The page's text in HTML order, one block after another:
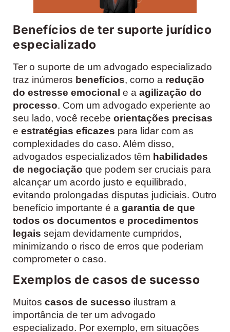
Benefícios de ter suporte jurídico
especializado
Ter o suporte de um advogado especializado
traz inúmeros benefícios, como a redução
do estresse emocional e a agilização do
processo. Com um advogado experiente ao
seu lado, você recebe orientações precisas
e estratégias eficazes para lidar com as
complexidades do caso. Além disso,
advogados especializados têm habilidades
de negociação que podem ser cruciais para
alcançar um acordo justo e equilibrado,
evitando prolongadas disputas judiciais. Outro
benefício importante é a garantia de que
todos os documentos e procedimentos
legais sejam devidamente cumpridos,
minimizando o risco de erros que poderiam
comprometer o caso.
Exemplos de casos de sucesso
Muitos casos de sucesso ilustram a
importância de ter um advogado
especializado. Por exemplo, em situações